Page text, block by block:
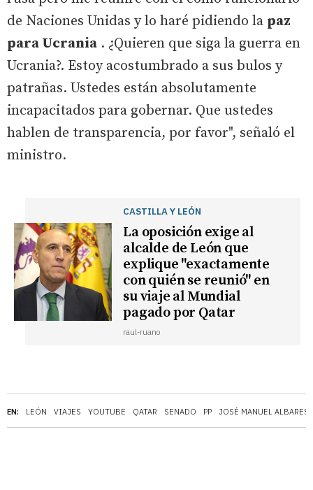
EN: LEÓN VIAJES YOUTUBE QATAR SENADO PP JOSÉ MANUEL ALBARES
de Naciones Unidas y lo haré pidiendo la paz
para Ucrania . ¿Quieren que siga la guerra en
Ucrania?. Estoy acostumbrado a sus bulos y
patrañas. Ustedes están absolutamente
incapacitados para gobernar. Que ustedes
hablen de transparencia, por favor", señaló el
ministro.
CASTILLA Y LEÓN
La oposición exige al
alcalde de León que
explique "exactamente
con quién se reunió" en
su viaje al Mundial
pagado por Qatar
raul-ruano